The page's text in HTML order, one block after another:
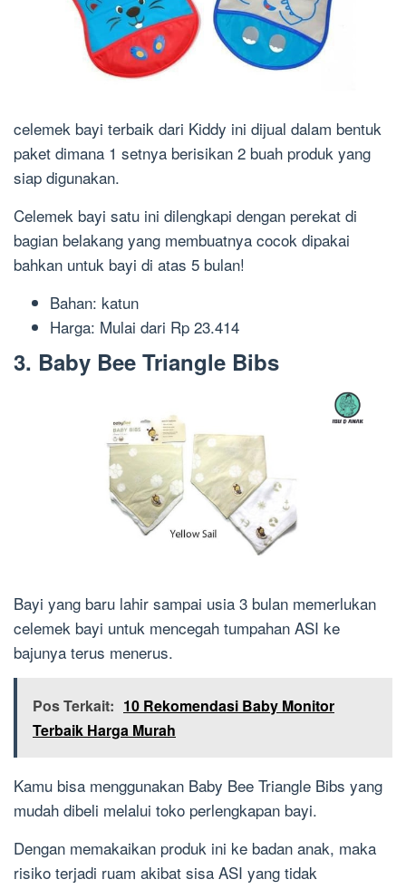
celemek bayi terbaik dari Kiddy ini dijual dalam bentuk
paket dimana 1 setnya berisikan 2 buah produk yang
siap digunakan.
Celemek bayi satu ini dilengkapi dengan perekat di
bagian belakang yang membuatnya cocok dipakai
bahkan untuk bayi di atas 5 bulan!
Bahan: katun
Harga: Mulai dari Rp 23.414
3. Baby Bee Triangle Bibs
Bayi yang baru lahir sampai usia 3 bulan memerlukan
celemek bayi untuk mencegah tumpahan ASI ke
bajunya terus menerus.
Pos Terkait: 10 Rekomendasi Baby Monitor
Terbaik Harga Murah
Kamu bisa menggunakan Baby Bee Triangle Bibs yang
mudah dibeli melalui toko perlengkapan bayi.
Dengan memakaikan produk ini ke badan anak, maka
risiko terjadi ruam akibat sisa ASI yang tidak